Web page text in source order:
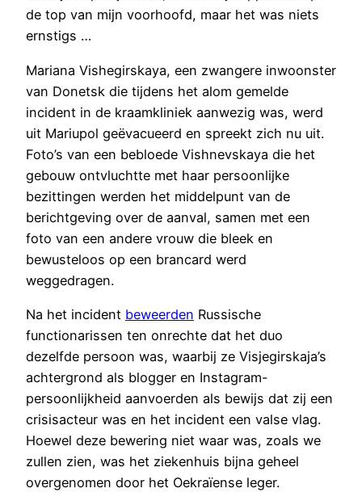
de top van mijn voorhoofd, maar het was niets
ernstigs …
Mariana Vishegirskaya, een zwangere inwoonster
van Donetsk die tijdens het alom gemelde
incident in de kraamkliniek aanwezig was, werd
uit Mariupol geëvacueerd en spreekt zich nu uit.
Foto’s van een bebloede Vishnevskaya die het
gebouw ontvluchtte met haar persoonlijke
bezittingen werden het middelpunt van de
berichtgeving over de aanval, samen met een
foto van een andere vrouw die bleek en
bewusteloos op een brancard werd
weggedragen.
Na het incident beweerden Russische
functionarissen ten onrechte dat het duo
dezelfde persoon was, waarbij ze Visjegirskaja’s
achtergrond als blogger en Instagram-
persoonlijkheid aanvoerden als bewijs dat zij een
crisisacteur was en het incident een valse vlag.
Hoewel deze bewering niet waar was, zoals we
zullen zien, was het ziekenhuis bijna geheel
overgenomen door het Oekraïense leger.